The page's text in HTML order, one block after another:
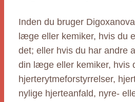
Inden du bruger
læge eller kemiker, hvis du
det; eller hvis du har andre
din læge eller kemiker, hvis
hjerterytmeforstyrrelser,
nylige hjerteanfald, nyre-